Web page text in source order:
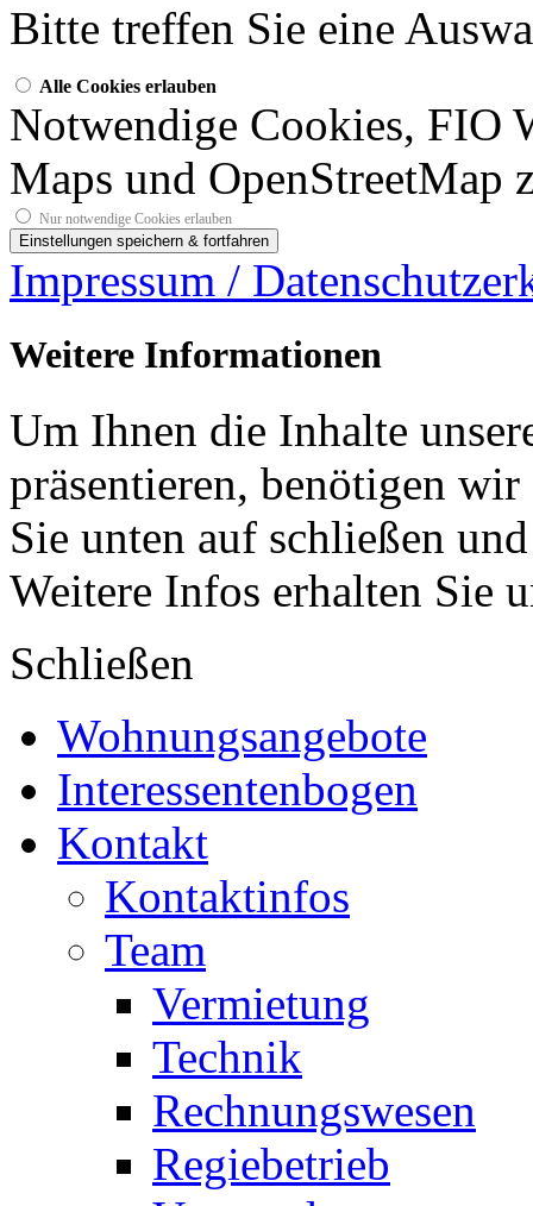
Bitte treffen Sie eine
Alle Cookies erlauben
Notwendige Cookies, FIO
Maps und OpenStreetMap
Nur notwendige Cookies erlauben
Impressum /
Weitere Informationen
Um Ihnen die Inhalte
präsentieren, benötigen
Sie unten auf schließen
Weitere Infos erhalten Sie
Schließen
Wohnungsangebote
Interessentenbogen
Kontakt
Kontaktinfos
Team
Vermietung
Technik
Rechnungswesen
Regiebetrieb